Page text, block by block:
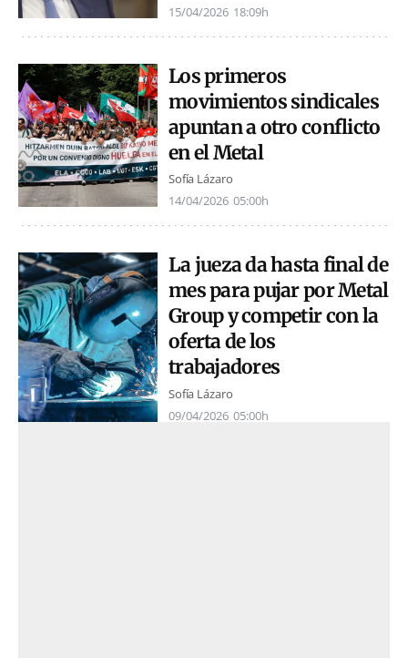
15/04/2026 18:09h
Los primeros
movimientos sindicales
apuntan a otro conflicto
en el Metal
Sofía Lázaro
14/04/2026 05:00h
La jueza da hasta final de
mes para pujar por Metal
Group y competir con la
oferta de los
trabajadores
Sofía Lázaro
09/04/2026 05:00h